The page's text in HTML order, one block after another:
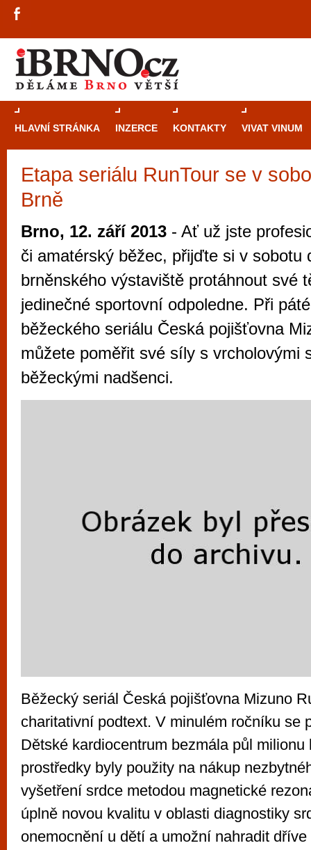
HLAVNÍ STRÁNKA INZERCE KONTAKTY VIVAT VINUM
Etapa seriálu RunTour se v
Brně
Brno, 12. září 2013 - Ať už jste
či amatérský běžec, přijďte si v sobotu
brněnského výstaviště protáhnout své
jedinečné sportovní odpoledne. Při
běžeckého seriálu Česká pojišťovna
můžete poměřit své síly s vrcholovými
běžeckými nadšenci.
Běžecký seriál Česká pojišťovna Mizuno
charitativní podtext. V minulém ročníku se
Dětské kardiocentrum bezmála půl milionu
prostředky byly použity na nákup
vyšetření srdce metodou magnetické
úplně novou kvalitu v oblasti diagnostiky
onemocnění u dětí a umožní nahradit dříve
Průvodce
Brno je
zajímavé
restaurace,
Mimo jiné je ale také místem, kde si
vyzkoušet různé kasinové hry. V
metropoli naleznete širokou nabídku her
po moderní automaty jak pro pravidelné
příležitostné hráče. V...